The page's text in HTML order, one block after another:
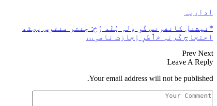
اداریہ
*نیشنل کانفرنس کَرِ دِلہِ ہُنٛد رُخ: جنتر منترس پؠٹھ
احتجاج کَرنہِ خٲطرٕ اِجازت نامہٕ…
Prev Next
Leave A Reply
Your email address will not be published.